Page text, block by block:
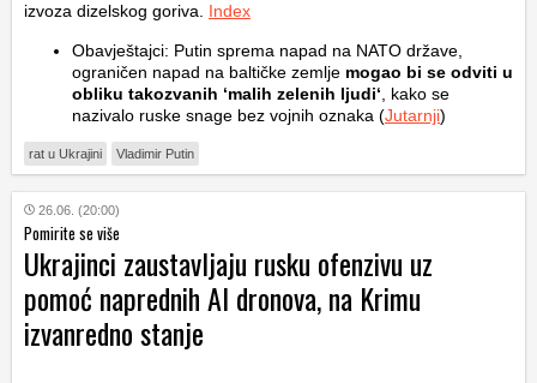
izvoza dizelskog goriva. Index
Obavještajci: Putin sprema napad na NATO države,
ograničen napad na baltičke zemlje mogao bi se odviti u
obliku takozvanih ‘malih zelenih ljudi‘, kako se
nazivalo ruske snage bez vojnih oznaka (Jutarnji)
rat u Ukrajini Vladimir Putin
26.06. (20:00)
Pomirite se više
Ukrajinci zaustavljaju rusku ofenzivu uz
pomoć naprednih AI dronova, na Krimu
izvanredno stanje